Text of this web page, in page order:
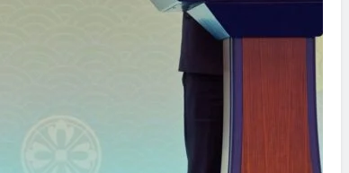
[INTERPOL] 아프리카 사이버 범죄 55%가